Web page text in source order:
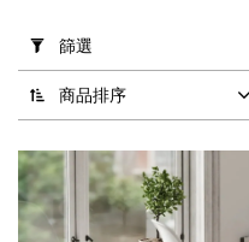
用
篩
選
(0/20)
品
牌
篩選
商品排序